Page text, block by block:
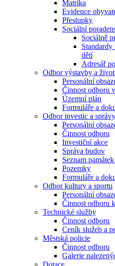
Matrika
Evidence
Přestupky
Sociální
Sociálně
dětí
Adresář
Odbor výstavby a
Personální
Činnost odboru
Územní plán
Formuláře a
Odbor investic a
Personální
Činnost odboru
Investiční akce
Správa budov
Seznam
Pozemky
Formuláře a
Odbor kultury a sportu
Personální
Činnost odboru
Technické služby
Činnost odboru
Ceník služeb a
Městská policie
Činnost odboru
Galerie
Dotace